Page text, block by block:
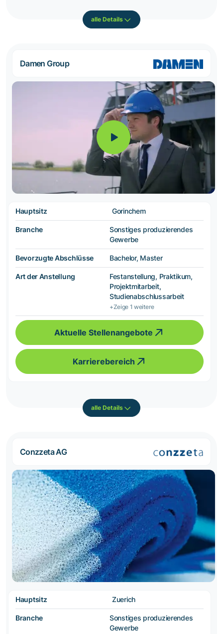
alle Details
Damen Group
Hauptsitz Gorinchem
Branche
Sonstiges produzierendes
Gewerbe
Bevorzugte Abschlüsse Bachelor, Master
Art der Anstellung
Festanstellung, Praktikum,
Projektmitarbeit,
Studienabschlussarbeit
+Zeige 1 weitere
Aktuelle Stellenangebote
Karrierebereich
alle Details
Conzzeta AG
Hauptsitz Zuerich
Branche
Sonstiges produzierendes
Gewerbe